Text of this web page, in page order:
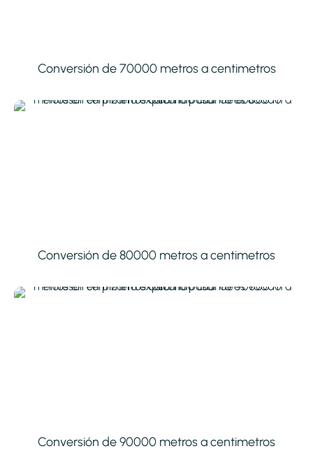
Conversión de 70000 metros a centimetros
Conversión de 80000 metros a centimetros
Conversión de 90000 metros a centimetros